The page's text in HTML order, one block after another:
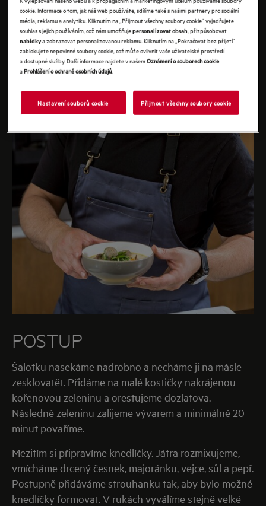
POSTUP
Šalotku nasekáme nadrobno a necháme ji na másle
zesklovatět. Přidáme na malé kostičky nakrájenou
kořenovou zeleninu a orestujeme dozlatova.
Následně zeleninu zalijeme vývarem a minimálně 20
minut povaříme.
Mezitím si připravíme knedlíčky. Játra rozmixujeme,
vmícháme drcený česnek, majoránku, vejce, sůl a pepř.
Postupně přidáváme strouhanku tak, aby bylo možné
knedlíčky formovat. V rukách vyválíme stejně velké
cookie. Informace o tom, jak náš web používáte, sdílíme také s našimi partnery pro sociální
média, reklamu a analytiku. Kliknutím na „Přijmout všechny soubory cookie“ vyjadřujete
souhlas s jejich používáním, což nám umožňujepersonalizovat obsah , přizpůsobovat
nabídkya zobrazovat personalizovanou reklamu. Kliknutím na „Pokračovat bez přijetí“
zablokujete nepovinné soubory cookie, což může ovlivnit vaše uživatelské prostředí
a dostupné služby. Další informace najdete v našemOznámení o souborech cookie
aProhlášení o ochraně osobních údajů.
Nastavení souborů cookie Přijmout všechny soubory cookie